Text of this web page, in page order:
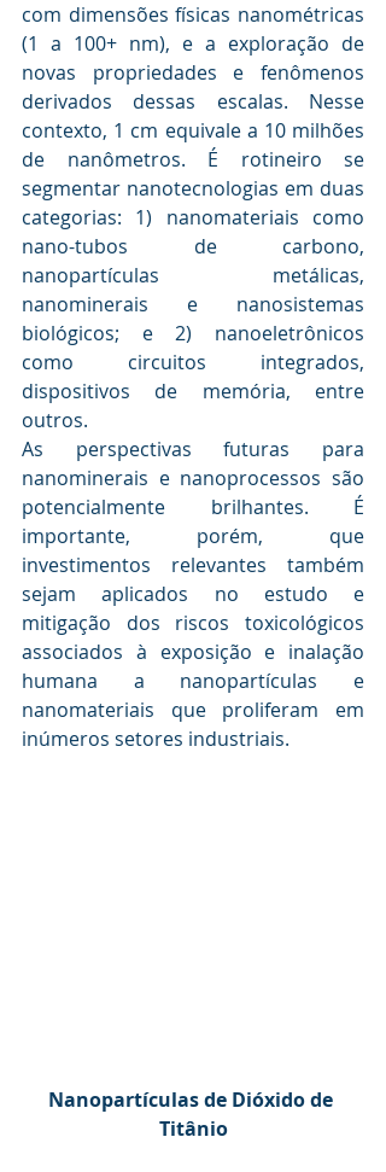
com dimensões físicas nanométricas
(1 a 100+ nm), e a exploração de
novas propriedades e fenômenos
derivados dessas escalas. Nesse
contexto, 1 cm equivale a 10 milhões
de nanômetros. É rotineiro se
segmentar nanotecnologias em duas
categorias: 1) nanomateriais como
nano-tubos de carbono,
nanopartículas metálicas,
nanominerais e nanosistemas
biológicos; e 2) nanoeletrônicos
como circuitos integrados,
dispositivos de memória, entre
outros.
As perspectivas futuras para
nanominerais e nanoprocessos são
potencialmente brilhantes. É
importante, porém, que
investimentos relevantes também
sejam aplicados no estudo e
mitigação dos riscos toxicológicos
associados à exposição e inalação
humana a nanopartículas e
nanomateriais que proliferam em
inúmeros setores industriais.
Nanopartículas de Dióxido de
Titânio